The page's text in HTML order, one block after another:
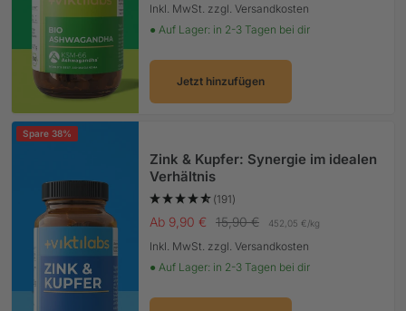
Inkl. MwSt. zzgl. Versandkosten
● Auf Lager: in 2-3 Tagen bei dir
Jetzt hinzufügen
Spare 38%
Zink & Kupfer: Synergie im idealen
Verhältnis
(191)
Angebotspreis
Ab 9,90 € Regulärer Preis
15,90 € 452,05 €/kg
Inkl. MwSt. zzgl. Versandkosten
● Auf Lager: in 2-3 Tagen bei dir